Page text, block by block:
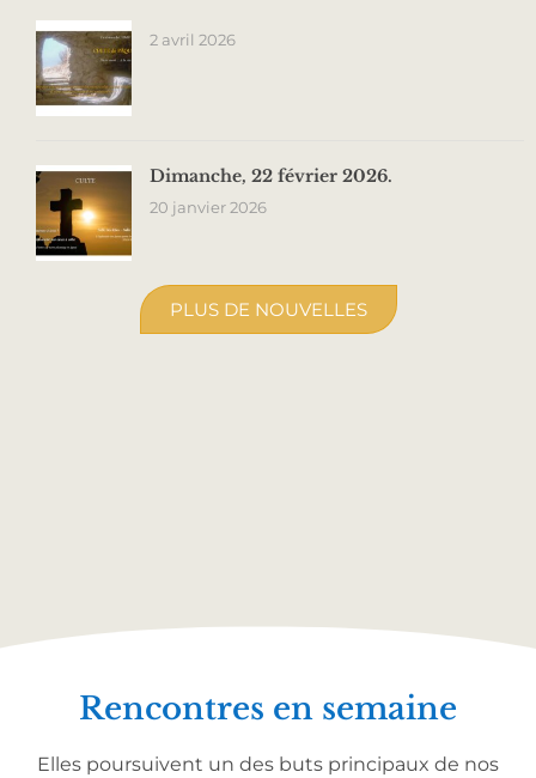
2 avril 2026
Dimanche, 22 février 2026.
20 janvier 2026
PLUS DE NOUVELLES
Rencontres en semaine
Elles poursuivent un des buts principaux de nos